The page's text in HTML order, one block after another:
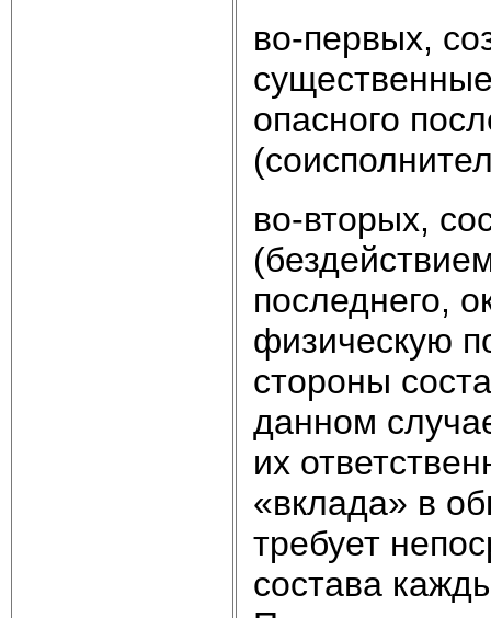
во-первых,
опасного
во-вторых,
последнего,
физическую
стороны
данном
их
«вклада» в
требует
состава